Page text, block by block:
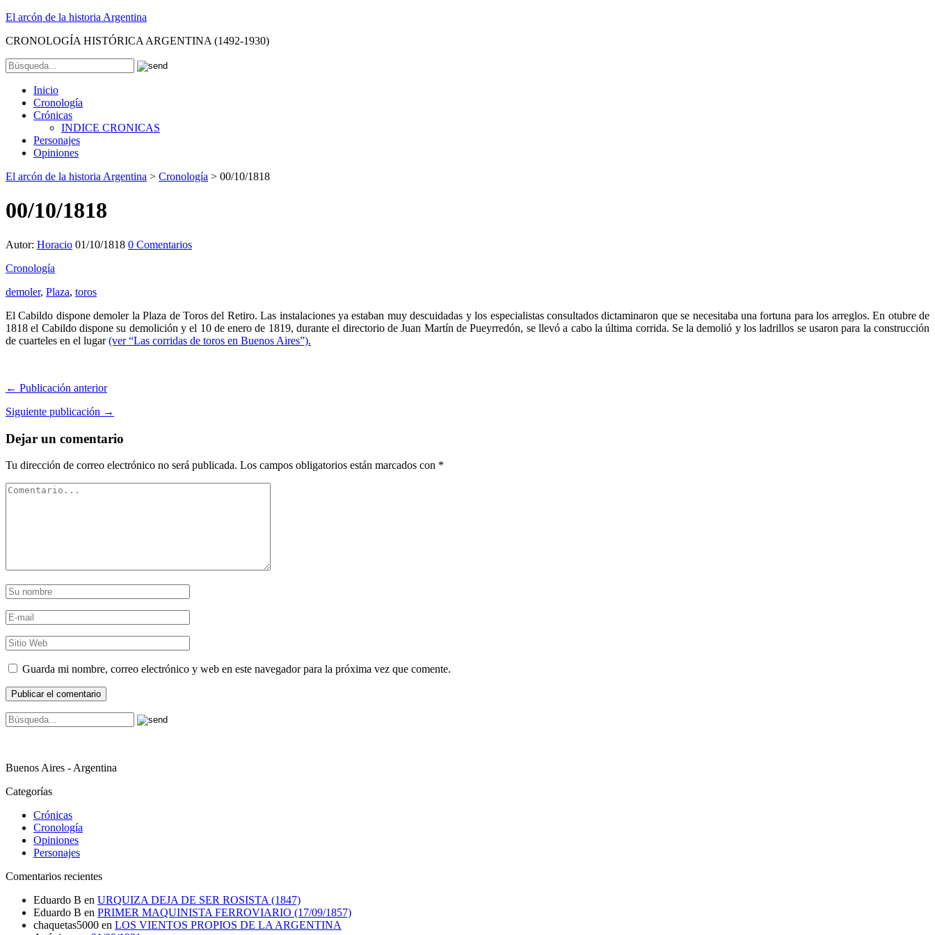
El arcón de la historia Argentina
CRONOLOGÍA HISTÓRICA ARGENTINA (1492-1930)
Inicio
Cronología
Crónicas
INDICE CRONICAS
Personajes
Opiniones
El arcón de la historia Argentina > Cronología > 00/10/1818
00/10/1818
Autor: Horacio 01/10/1818 0 Comentarios
Cronología
demoler, Plaza, toros
El Cabildo dispone demoler la Plaza de Toros del Retiro. Las instalaciones ya estaban muy descuidadas y los especialistas consultados dictaminaron que se necesitaba una fortuna para los arreglos. En otubre de
1818 el Cabildo dispone su demolición y el 10 de enero de 1819, durante el directorio de Juan Martín de Pueyrredón, se llevó a cabo la última corrida. Se la demolió y los ladrillos se usaron para la construcción
de cuarteles en el lugar(ver “Las corridas de toros en Buenos Aires”).
← Publicación anterior
Siguiente publicación →
Dejar un comentario
Tu dirección de correo electrónico no será publicada. Los campos obligatorios están marcados con *
Guarda mi nombre, correo electrónico y web en este navegador para la próxima vez que comente.
Buenos Aires - Argentina
Categorías
Crónicas
Cronología
Opiniones
Personajes
Comentarios recientes
Eduardo B en URQUIZA DEJA DE SER ROSISTA (1847)
Eduardo B en PRIMER MAQUINISTA FERROVIARIO (17/09/1857)
chaquetas5000 en LOS VIENTOS PROPIOS DE LA ARGENTINA